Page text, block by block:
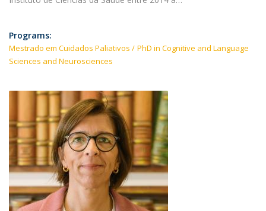
Programs:
Mestrado em Cuidados Paliativos
PhD in Cognitive and Language
Sciences and Neurosciences